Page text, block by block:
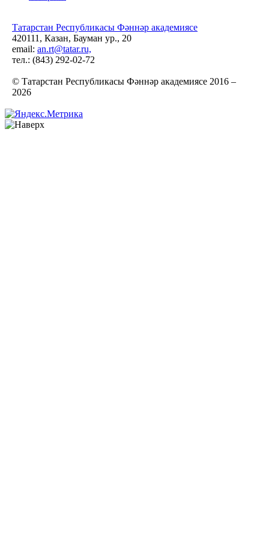
Татарстан Республикасы Фәннәр академиясе
420111, Казан, Бауман ур., 20
email: an.rt@tatar.ru,
тел.: (843) 292-02-72
© Татарстан Республикасы Фәннәр академиясе 2016 –
2026